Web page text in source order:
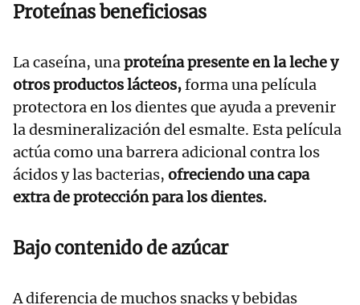
Proteínas beneficiosas
La caseína, unaproteína presente en la leche y
otros productos lácteos,forma una película
protectora en los dientes que ayuda a prevenir
la desmineralización del esmalte. Esta película
actúa como una barrera adicional contra los
ácidos y las bacterias, ofreciendo una capa
extra de protección para los dientes.
Bajo contenido de azúcar
A diferencia de muchos snacks y bebidas